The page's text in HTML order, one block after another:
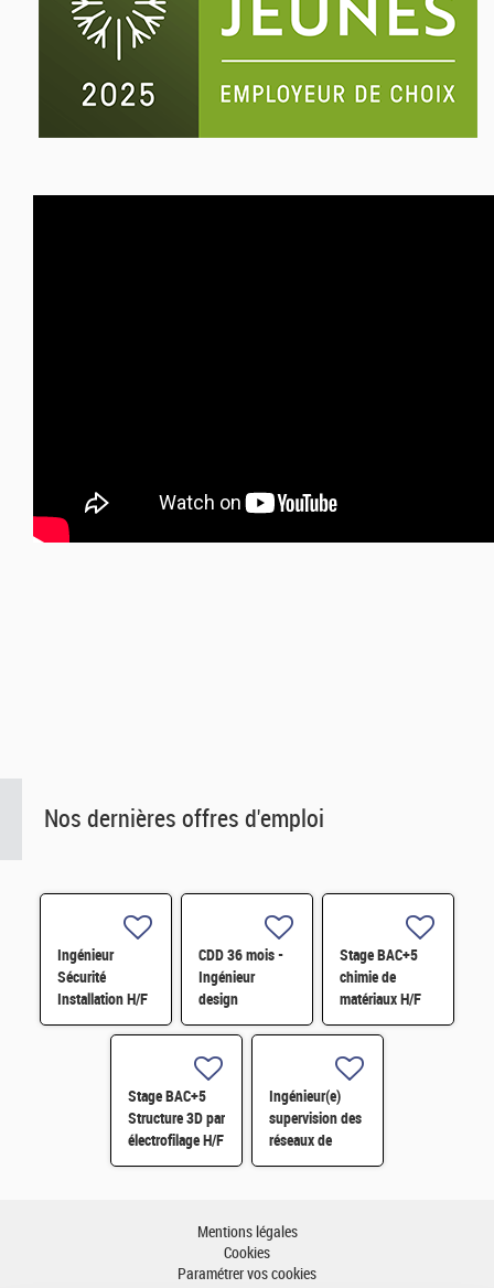
Nos dernières offres d'emploi
Ingénieur
Sécurité
Installation H/F
CDD 36 mois -
Ingénieur
design
photonique
quantique H/F
Stage BAC+5
chimie de
matériaux H/F
Stage BAC+5
Structure 3D par
électrofilage H/F
Ingénieur(e)
supervision des
réseaux de
surveillance H/F
Mentions légales
Cookies
Paramétrer vos cookies